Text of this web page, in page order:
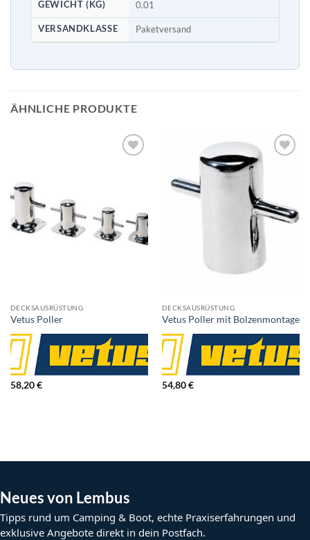
GEWICHT (KG) 0.01
VERSANDKLASSE Paketversand
ÄHNLICHE PRODUKTE
DECKSAUSRÜSTUNG
Vetus Poller
58,20€
DECKSAUSRÜSTUNG
Vetus Poller mit Bolzenmontage
54,80€
Neues von Lembus
Tipps rund um Camping & Boot, echte Praxiserfahrungen und
exklusive Angebote direkt in dein Postfach.